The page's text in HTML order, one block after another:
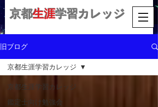
京都生涯学習カレッジ
旧ブログ
京都生涯学習カレッジ
鑑定士向け勉強会
京都生涯学習カレッジ